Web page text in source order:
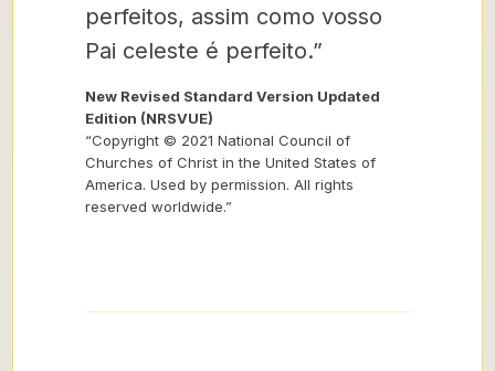
perfeitos, assim como vosso
Pai celeste é perfeito.”
New Revised Standard Version Updated
Edition (NRSVUE)
“Copyright © 2021 National Council of
Churches of Christ in the United States of
America. Used by permission. All rights
reserved worldwide.”